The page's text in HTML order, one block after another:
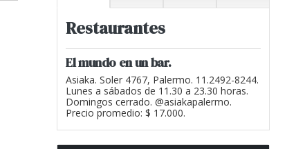
Restaurantes
El mundo en un bar.
Asiaka. Soler 4767, Palermo. 11.2492-8244.
Lunes a sábados de 11.30 a 23.30 horas.
Domingos cerrado. @asiakapalermo.
Precio promedio: $ 17.000.